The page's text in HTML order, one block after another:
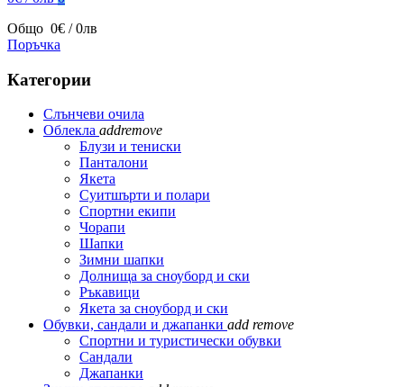
Общо 0€ / 0лв
Поръчка
Категории
Слънчеви очила
Облекла addremove
Блузи и тениски
Панталони
Якета
Суитшърти и полари
Спортни екипи
Чорапи
Шапки
Зимни шапки
Долнища за сноуборд и ски
Ръкавици
Якета за сноуборд и ски
Обувки, сандали и джапанки add remove
Спортни и туристически обувки
Сандали
Джапанки